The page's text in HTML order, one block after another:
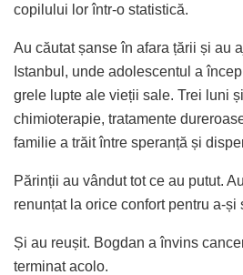
copilului lor într-o statistică.
Au căutat șanse în afara țării și au
Istanbul, unde adolescentul a
grele lupte ale vieții sale. Trei luni
chimioterapie, tratamente
familie a trăit între speranță și
Părinții au vândut tot ce au putut.
renunțat la orice confort pentru a-și
Și au reușit. Bogdan a învins
terminat acolo.